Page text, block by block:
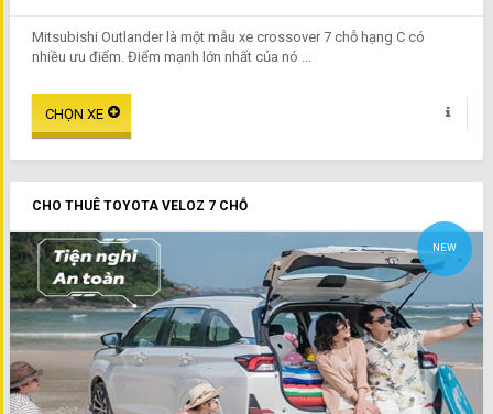
Mitsubishi Outlander là một mẫu xe crossover 7 chỗ hạng C có
nhiều ưu điểm. Điểm mạnh lớn nhất của nó ...
CHO THUÊ TOYOTA VELOZ 7 CHỖ
NEW